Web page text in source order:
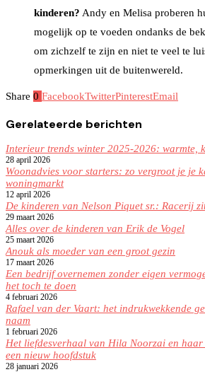
kinderen? Andy en Melisa proberen
mogelijk op te voeden ondanks de
om zichzelf te zijn en niet te veel te
opmerkingen uit de buitenwereld.
Share 0 FacebookTwitterPinterestEmail
Gerelateerde berichten
Interieur trends winter 2025-2026: warmte,
28 april 2026
Woonadvies voor starters: zo vergroot je je
woningmarkt
12 april 2026
De kinderen van Nelson Piquet sr.: Racerij
29 maart 2026
Alles over de kinderen van Erik de Vogel
25 maart 2026
Anouk als moeder van een groot gezin
17 maart 2026
Een bedrijf overnemen zonder eigen
het toch te doen
4 februari 2026
Rafael van der Vaart: het indrukwekkende
naam
1 februari 2026
Het liefdesverhaal van Hila Noorzai en haar
een nieuw hoofdstuk
28 januari 2026